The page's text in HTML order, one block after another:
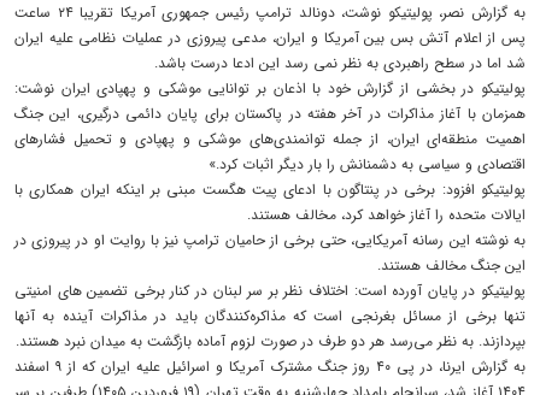
به گزارش نصر، پولیتیکو نوشت، دونالد ترامپ رئیس جمهوری آمریکا تقریبا ۲۴ ساعت
پس از اعلام آتش بس بین آمریکا و ایران، مدعی پیروزی در عملیات نظامی علیه ایران
شد اما در سطح راهبردی به نظر نمی رسد این ادعا درست باشد.
پولیتیکو در بخشی از گزارش خود با اذعان بر توانایی موشکی و پهپادی ایران نوشت:
همزمان با آغاز مذاکرات در آخر هفته در پاکستان برای پایان دائمی درگیری، این جنگ
اهمیت منطقه‌ای ایران، از جمله توانمندی‌های موشکی و پهپادی و تحمیل فشارهای
اقتصادی و سیاسی به دشمنانش را بار دیگر اثبات کرد.»
پولیتیکو افزود: برخی در پنتاگون با ادعای پیت هگست مبنی بر اینکه ایران همکاری با
ایالات متحده را آغاز خواهد کرد، مخالف هستند.
به نوشته این رسانه آمریکایی، حتی برخی از حامیان ترامپ نیز با روایت او در پیروزی در
این جنگ مخالف هستند.
پولیتیکو در پایان آورده است: اختلاف نظر بر سر لبنان در کنار برخی تضمین های امنیتی
تنها برخی از مسائل بغرنجی است که مذاکره‌کنندگان باید در مذاکرات آینده به آنها
بپردازند. به نظر می‌رسد هر دو طرف در صورت لزوم آماده بازگشت به میدان نبرد هستند.
به گزارش ایرنا، در پی ۴۰ روز جنگ مشترک آمریکا و اسرائیل علیه ایران که از ۹ اسفند